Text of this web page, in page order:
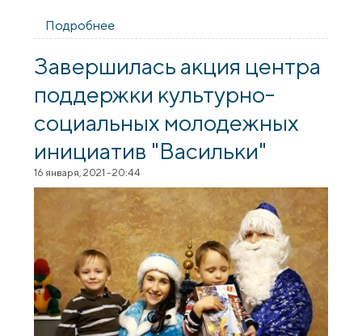
Подробнее
братства Покровского собора
детей с нарушениями зрения
Завершилась акция центра
поддержки культурно-
социальных молодежных
инициатив "Васильки"
16 января, 2021 - 20:44